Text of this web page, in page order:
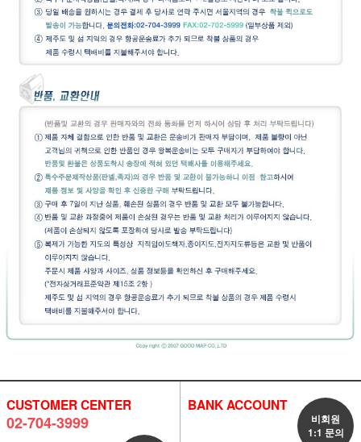
CUSTOMER CENTER
02-704-3999
BANK ACCOUNT
비회원
1:1 문의